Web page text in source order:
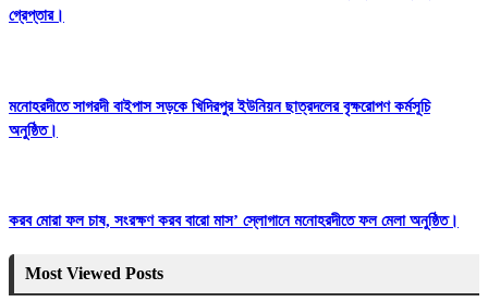
গ্রেপ্তার।
মনোহরদীতে সাগরদী বাইপাস সড়কে খিদিরপুর ইউনিয়ন ছাত্রদলের বৃক্ষরোপণ কর্মসূচি
অনুষ্ঠিত।
করব মোরা ফল চাষ, সংরক্ষণ করব বারো মাস’ স্লোগানে মনোহরদীতে ফল মেলা অনুষ্ঠিত।
Most Viewed Posts